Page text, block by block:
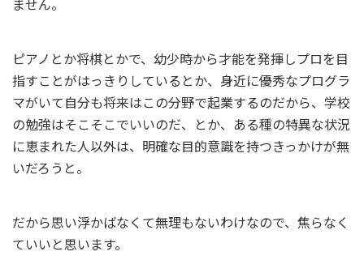
ピアノとか将棋とかで、幼少時から才能を発揮しプロを目
指すことがはっきりしているとか、身近に優秀なプログラ
マがいて自分も将来はこの分野で起業するのだから、学校
の勉強はそこそこでいいのだ、とか、ある種の特異な状況
に恵まれた人以外は、明確な目的意識を持つきっかけが無
いだろうと。
だから思い浮かばなくて無理もないわけなので、焦らなく
ていいと思います。